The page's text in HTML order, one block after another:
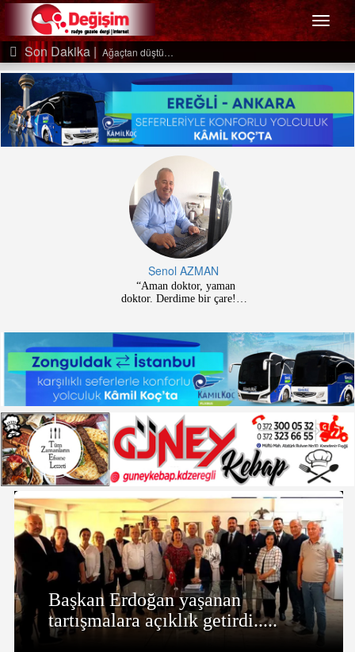
Menü
Son Dakika | Ağaçtan düştü…
Şenol AZMAN
“Aman doktor, yaman
doktor. Derdime bir çare!” –
Başkan Erdoğan yaşanan
tartışmalara açıklık getirdi.....